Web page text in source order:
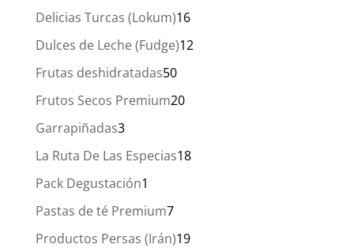
productos
Delicias Turcas (Lokum)1616
productos
Dulces de Leche (Fudge)1212
Frutas deshidratadas5050
productos
Frutos Secos Premium2020
Garrapiñadas33
productos
La Ruta De Las Especias1818
Pack Degustación1
producto
Pastas de té Premium77
productos
Productos Persas (Irán)1919